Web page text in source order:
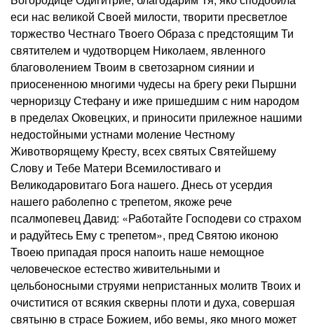
еси нас великой Своей милости, творити пресветлое
торжество Честнаго Твоего Образа с предстоящим Ти
святителем и чудотворцем Николаем, явленного
благоволением Твоим в светозарном сиянии и
приосененною многими чудесы на брегу реки Пыршни
черноризцу Стефану и иже пришедшим с ним народом
в пределах Оковецких, и приносити прилежное нашими
недостойными устнами моление Честному
Животворящему Кресту, всех святых Святейшему
Слову и Тебе Матери Всемилостиваго и
Великодаровитаго Бога нашего. Днесь от усердия
нашего раболепно с трепетом, якоже рече
псалмопевец Давид: «Работайте Господеви со страхом
и радуйтесь Ему с трепетом», пред Святою иконою
Твоею припадая прося напоить наше немощное
человеческое естество живительными и
цельбоносными струями непристанных молитв Твоих и
очиститися от всякия скверны плоти и духа, совершая
святыню в страсе Божием, ибо вемы, яко много может